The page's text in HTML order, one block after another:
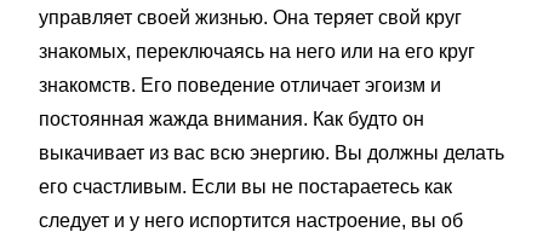
управляет своей жизнью. Она теряет свой круг
знакомых, переключаясь на него или на его круг
знакомств. Его поведение отличает эгоизм и
постоянная жажда внимания. Как будто он
выкачивает из вас всю энергию. Вы должны делать
его счастливым. Если вы не постараетесь как
следует и у него испортится настроение, вы об